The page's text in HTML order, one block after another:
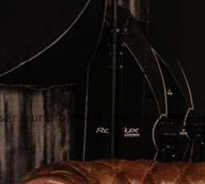
leur projet « Portrait » au